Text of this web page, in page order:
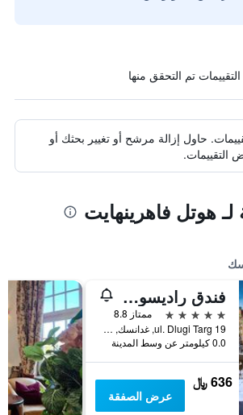
حاول إزالة مرشح أو تغيير بحثك أو
هوتل فاهرينهايت
فندق راديسون بلو، غدانسك
5 نجوم
ممتاز 8.8
ul. Dlugi Targ 19, غدانسك, محافظة بومرسكي, بولندا
0.0 كيلومتر عن وسط المدينة
636 ﷼
عرض الصفقة